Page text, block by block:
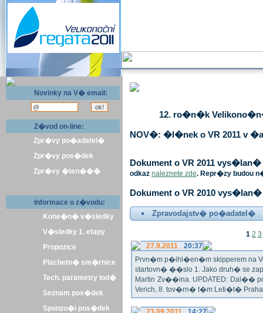
Novinky na V� email:
Z�vod on-line:
Zpr�vy po�adatel�
Zpr�vy pos�dek
Zpr�vy �ten���
Informace o z�vodu:
Kone�n� v�sledky
V�sledky 1. etapy
Propozice
Plachetn� sm�rnice
Tech. parametry lod�
Seznam pos�dek
Sponzo�i pos�dek
12. ro�n�k
NOV�: �l�nek o VR 2011 v
Dokument o VR 2011
odkaz naleznete zde. Repr�zy budou
Dokument o VR 2010
Zpravodajstv� po�adatel�
1 2 3
27.9.2011
20:37
Prvn�m p�ihl�en�m skipperem na
startovn� ��slo 1. Jako druh� se
Martin Zv��ina. UPDATED: Dal��
Verich, 8. tov�rn� t�m Leti�t� Praha